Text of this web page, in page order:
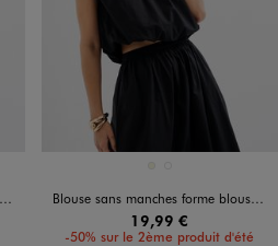
Blouse sans manches forme blousante femme
19,99 €
-50% sur le 2ème produit d'été